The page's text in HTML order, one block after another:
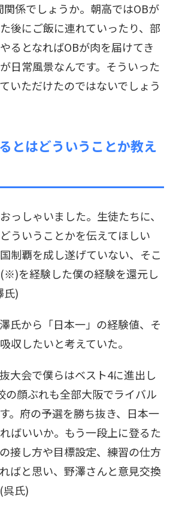
係でしょうか。朝高ではOBが
後にご飯に連れていったり、部
るとなればOBが肉を届けてき
日常風景なんです。そういった
いただけたのではないでしょう
とはどういうことか教え
っしゃいました。生徒たちに、
ういうことかを伝えてほしい
制覇を成し遂げていない、そこ
を経験した僕の経験を還元し
氏)
氏から「日本一」の経験値、そ
収したいと考えていた。
大会で僕らはベスト4に進出し
の顔ぶれも全部大阪でライバル
。府の予選を勝ち抜き、日本一
ばいいか。もう一段上に登るた
接し方や目標設定、練習の仕方
ばと思い、野澤さんと意見交換
呉氏)